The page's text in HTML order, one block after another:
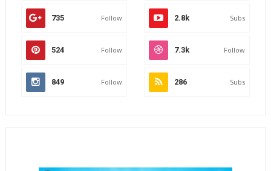
735 Follow 2.8k Subs
524 Follow 7.3k Follow
849 Follow 286 Subs